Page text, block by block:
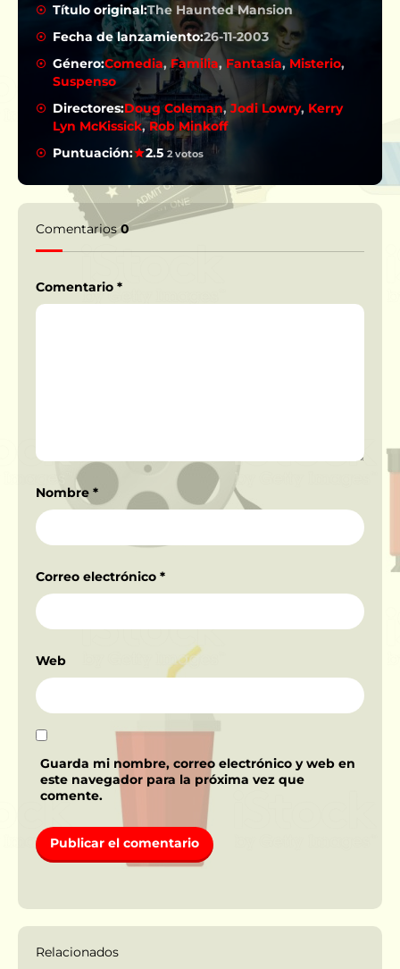
Título original:The Haunted Mansion
Fecha de lanzamiento:26-11-2003
Género:Comedia,Familia,Fantasía, Misterio,
Suspenso
Directores:Doug Coleman,Jodi Lowry, Kerry
Lyn McKissick,Rob Minkoff
Puntuación:
2.5 2 votos
Comentarios0
Comentario *
Nombre *
Correo electrónico *
Web
Guarda mi nombre, correo electrónico y web en
este navegador para la próxima vez que
comente.
Relacionados